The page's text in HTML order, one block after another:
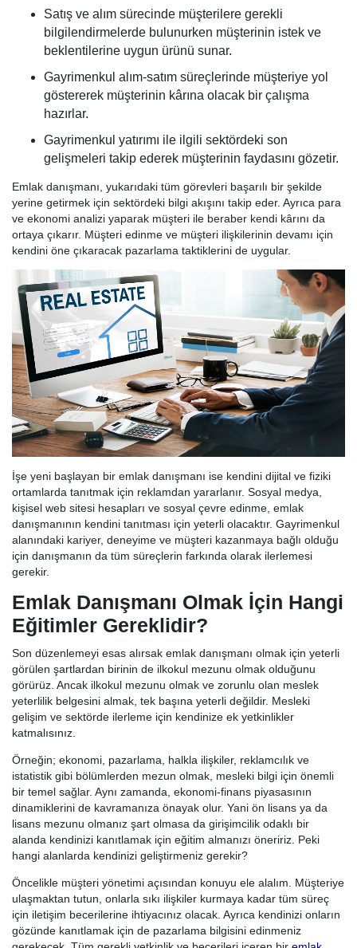
Satış ve alım sürecinde müşterilere gerekli
bilgilendirmelerde bulunurken müşterinin istek ve
beklentilerine uygun ürünü sunar.
Gayrimenkul alım-satım süreçlerinde müşteriye yol
göstererek müşterinin kârına olacak bir çalışma
hazırlar.
Gayrimenkul yatırımı ile ilgili sektördeki son
gelişmeleri takip ederek müşterinin faydasını gözetir.
Emlak danışmanı, yukarıdaki tüm görevleri başarılı bir şekilde
yerine getirmek için sektördeki bilgi akışını takip eder. Ayrıca para
ve ekonomi analizi yaparak müşteri ile beraber kendi kârını da
ortaya çıkarır. Müşteri edinme ve müşteri ilişkilerinin devamı için
kendini öne çıkaracak pazarlama taktiklerini de uygular.
İşe yeni başlayan bir emlak danışmanı ise kendini dijital ve fiziki
ortamlarda tanıtmak için reklamdan yararlanır. Sosyal medya,
kişisel web sitesi hesapları ve sosyal çevre edinme, emlak
danışmanının kendini tanıtması için yeterli olacaktır. Gayrimenkul
alanındaki kariyer, deneyime ve müşteri kazanmaya bağlı olduğu
için danışmanın da tüm süreçlerin farkında olarak ilerlemesi
gerekir.
Emlak Danışmanı Olmak İçin Hangi
Eğitimler Gereklidir?
Son düzenlemeyi esas alırsak emlak danışmanı olmak için yeterli
görülen şartlardan birinin de ilkokul mezunu olmak olduğunu
görürüz. Ancak ilkokul mezunu olmak ve zorunlu olan meslek
yeterlilik belgesini almak, tek başına yeterli değildir. Mesleki
gelişim ve sektörde ilerleme için kendinize ek yetkinlikler
katmalısınız.
Örneğin; ekonomi, pazarlama, halkla ilişkiler, reklamcılık ve
istatistik gibi bölümlerden mezun olmak, mesleki bilgi için önemli
bir temel sağlar. Aynı zamanda, ekonomi-finans piyasasının
dinamiklerini de kavramanıza önayak olur. Yani ön lisans ya da
lisans mezunu olmanız şart olmasa da girişimcilik odaklı bir
alanda kendinizi kanıtlamak için eğitim almanızı öneririz. Peki
hangi alanlarda kendinizi geliştirmeniz gerekir?
Öncelikle müşteri yönetimi açısından konuyu ele alalım. Müşteriye
ulaşmaktan tutun, onlarla sıkı ilişkiler kurmaya kadar tüm süreç
için iletişim becerilerine ihtiyacınız olacak. Ayrıca kendinizi onların
gözünde kanıtlamak için de pazarlama bilgisini edinmeniz